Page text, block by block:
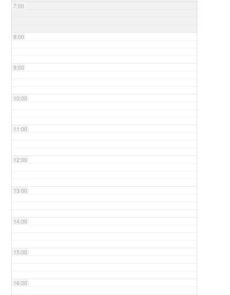
7:00
8:00
9:00
10:00
11:00
12:00
13:00
14:00
15:00
16:00